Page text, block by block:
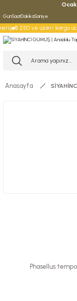
Ocak
GünSaatDakikaSaniye
₺ 250 ve üzeri kargo
Anasayfa
Phasellus